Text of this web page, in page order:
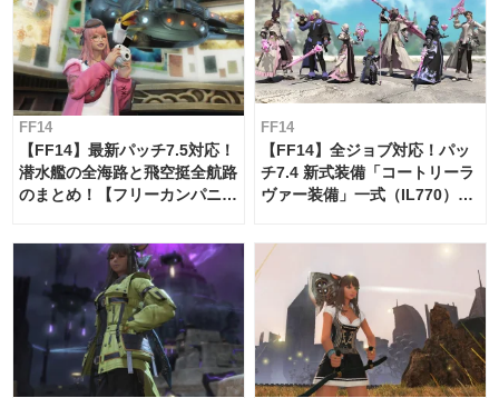
FF14
【FF14】最新パッチ7.5対応！
潜水艦の全海路と飛空挺全航路
のまとめ！【フリーカンパニ
FF14
【FF14】全ジョブ対応！パッ
チ7.4 新式装備「コートリーラ
ヴァー装備」一式（IL770）の